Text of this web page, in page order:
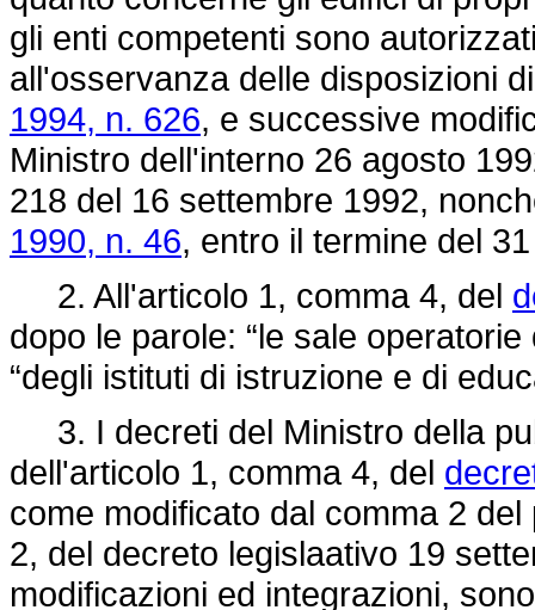
gli enti competenti sono
all'osservanza delle disposizioni
1994, n. 626, e successive
Ministro dell'interno 26 agosto
218 del 16 settembre 1992,
1990, n. 46, entro il termine del
2. All'articolo 1, comma 4, del
dopo le parole: “le sale
“degli istituti di istruzione e di
3. I decreti del Ministro della
dell'articolo 1, comma 4, del
come modificato dal comma 2
2, del decreto legislaativo 19
modificazioni ed integrazioni,